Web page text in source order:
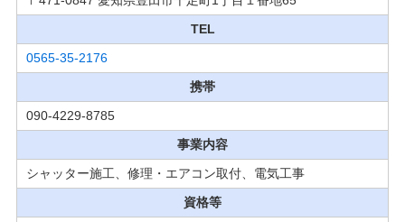
TEL
0565-35-2176
携帯
090-4229-8785
事業内容
シャッター施工、修理・エアコン取付、電気工事
資格等